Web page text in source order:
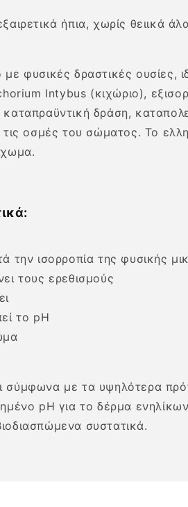
ήπια, χωρίς θειικά
φυσικές δραστικές ουσίες,
Intybus (κιχώριο),
δράση,
τις οσμές του σώματος. Το
την ισορροπία της φυσικής
τους ερεθισμούς
το pH
σύμφωνα με τα υψηλότερα
pH για το δέρμα
συστατικά.